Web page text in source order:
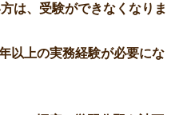
は、受験ができなくなりま
以上の実務経験が必要にな